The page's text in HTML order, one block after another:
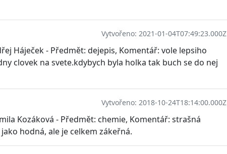
Vytvořeno: 2021-01-04T07:49:23.000Z
Háječek - Předmět: dejepis, Komentář: vole lepsiho
clovek na svete.kdybych byla holka tak buch se do nej
Vytvořeno: 2018-10-24T18:14:00.000Z
Kozáková - Předmět: chemie, Komentář: strašná
hodná, ale je celkem zákeřná.